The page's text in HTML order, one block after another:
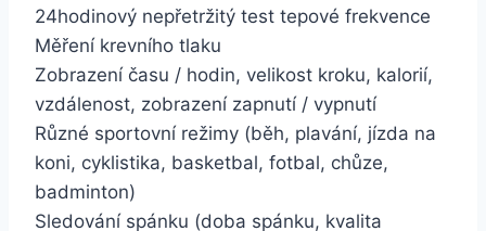
24hodinový nepřetržitý test tepové frekvence
Měření krevního tlaku
Zobrazení času / hodin, velikost kroku, kalorií,
vzdálenost, zobrazení zapnutí / vypnutí
Různé sportovní režimy (běh, plavání, jízda na
koni, cyklistika, basketbal, fotbal, chůze,
badminton)
Sledování spánku (doba spánku, kvalita